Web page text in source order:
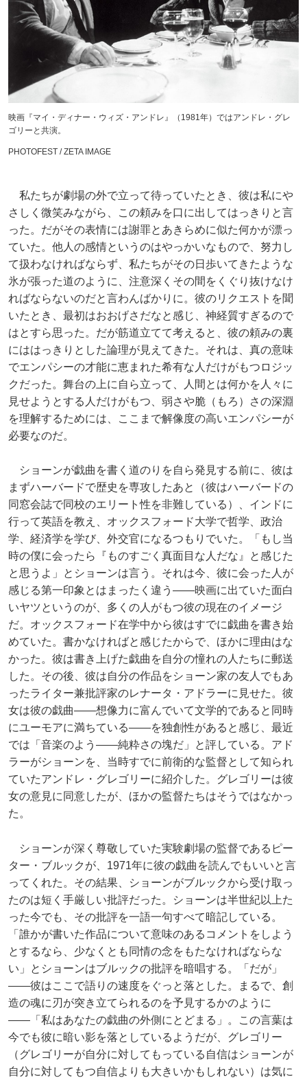
映画『マイ・ディナー・ウィズ・アンドレ』（1981年）ではアンドレ・グレ
ゴリーと共演。
PHOTOFEST / ZETA IMAGE
私たちが劇場の外で立って待っていたとき、彼は私にや
さしく微笑みながら、この頼みを口に出してはっきりと言
った。だがその表情には謝罪とあきらめに似た何かが漂っ
ていた。他人の感情というのはやっかいなもので、努力し
て扱わなければならず、私たちがその日歩いてきたような
氷が張った道のように、注意深くその間をくぐり抜けなけ
ればならないのだと言わんばかりに。彼のリクエストを聞
いたとき、最初はおおげさだなと感じ、神経質すぎるので
はとすら思った。だが筋道立てて考えると、彼の頼みの裏
にははっきりとした論理が見えてきた。それは、真の意味
でエンパシーの才能に恵まれた希有な人だけがもつロジッ
クだった。舞台の上に自ら立って、人間とは何かを人々に
見せようとする人だけがもつ、弱さや脆（もろ）さの深淵
を理解するためには、ここまで解像度の高いエンパシーが
必要なのだ。
ショーンが戯曲を書く道のりを自ら発見する前に、彼は
まずハーバードで歴史を専攻したあと（彼はハーバードの
同窓会誌で同校のエリート性を非難している）、インドに
行って英語を教え、オックスフォード大学で哲学、政治
学、経済学を学び、外交官になるつもりでいた。「もし当
時の僕に会ったら『ものすごく真面目な人だな』と感じた
と思うよ」とショーンは言う。それは今、彼に会った人が
感じる第一印象とはまったく違う――映画に出ていた面白
いヤツというのが、多くの人がもつ彼の現在のイメージ
だ。オックスフォード在学中から彼はすでに戯曲を書き始
めていた。書かなければと感じたからで、ほかに理由はな
かった。彼は書き上げた戯曲を自分の憧れの人たちに郵送
した。その後、彼は自分の作品をショーン家の友人でもあ
ったライター兼批評家のレナータ・アドラーに見せた。彼
女は彼の戯曲――想像力に富んでいて文学的であると同時
にユーモアに満ちている――を独創性があると感じ、最近
では「音楽のよう――純粋さの塊だ」と評している。アド
ラーがショーンを、当時すでに前衛的な監督として知られ
ていたアンドレ・グレゴリーに紹介した。グレゴリーは彼
女の意見に同意したが、ほかの監督たちはそうではなかっ
た。
ショーンが深く尊敬していた実験劇場の監督であるピー
ター・ブルックが、1971年に彼の戯曲を読んでもいいと言
ってくれた。その結果、ショーンがブルックから受け取っ
たのは短く手厳しい批評だった。ショーンは半世紀以上た
った今でも、その批評を一語一句すべて暗記している。
「誰かが書いた作品について意味のあるコメントをしよう
とするなら、少なくとも同情の念をもたなければならな
い」とショーンはブルックの批評を暗唱する。「だが」
――彼はここで語りの速度をぐっと落とした。まるで、創
造の魂に刃が突き立てられるのを予見するかのように
――「私はあなたの戯曲の外側にとどまる」。この言葉は
今でも彼に暗い影を落としているようだが、グレゴリー
（グレゴリーが自分に対してもっている自信はショーンが
自分に対してもつ自信よりも大きいかもしれない）は気に